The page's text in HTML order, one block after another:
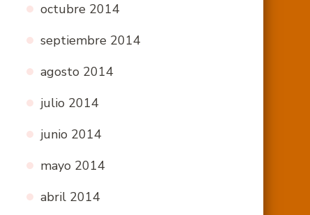
octubre 2014
septiembre 2014
agosto 2014
julio 2014
junio 2014
mayo 2014
abril 2014